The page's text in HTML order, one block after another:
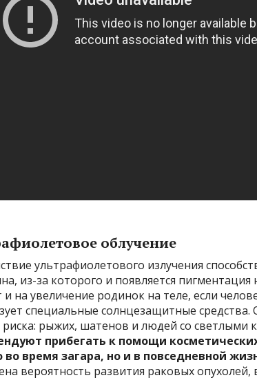
облучение
ультрафиолетового излучения
из-за которого и появляется
на увеличение родинок на теле, если
специальные солнцезащитные средства.
риска: рыжих, шатенов и людей со
прибегать к помощи
во время загара, но и в повседневной
вероятность развития раковых опухолей,